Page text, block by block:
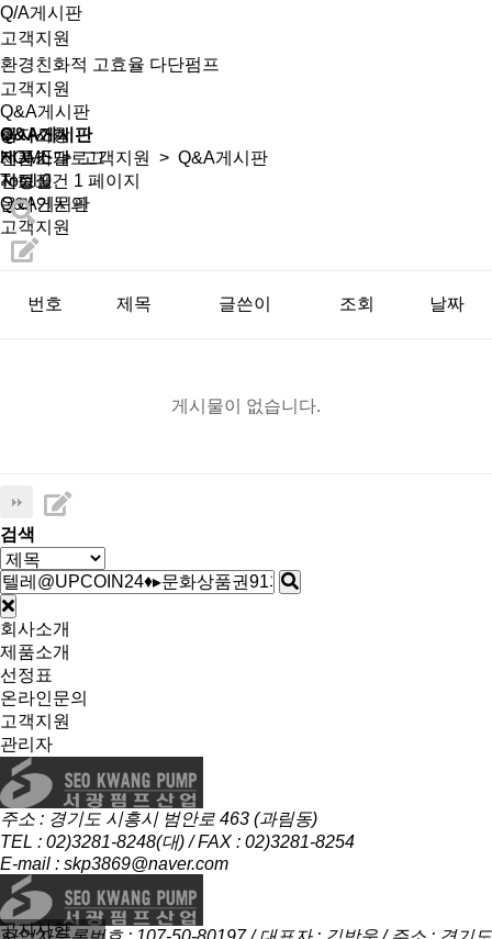
Q/A게시판
고객지원
환경친화적 고효율 다단펌프
공지사항
고객지원
Q&A게시판
회사소개
제품소개
선정표
온라인문의
고객지원
공지사항
전자카달로그
자료실
Q&A게시판
Q&A게시판
HOME>고객지원
> Q&A게시판
Total 0건 1 페이지
번호 제목 글쓴이 조회 날짜
게시물이 없습니다.
검색
회사소개
제품소개
선정표
온라인문의
고객지원
관리자
주소 : 경기도 시흥시 범안로 463 (과림동)
TEL : 02)3281-8248(대) / FAX : 02)3281-8254
E-mail : skp3869@naver.com